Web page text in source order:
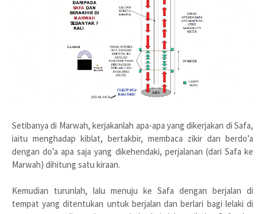
Setibanya di Marwah, kerjakanlah apa-apa yang dikerjakan di Safa,
iaitu menghadap kiblat, bertakbir, membaca zikir dan berdo’a
dengan do’a apa saja yang dikehendaki, perjalanan (dari Safa ke
Marwah) dihitung satu kiraan.
Kemudian turunlah, lalu menuju ke Safa dengan berjalan di
tempat yang ditentukan untuk berjalan dan berlari bagi lelaki di